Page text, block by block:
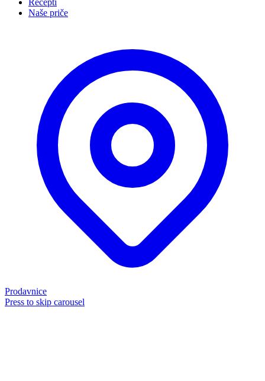
Recepti
Naše priče
Prodavnice
Press to skip carousel